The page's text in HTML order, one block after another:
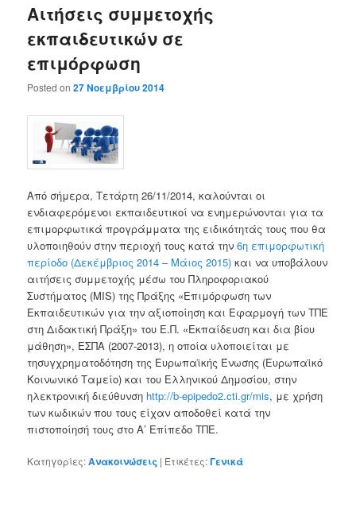
Αιτήσεις συμμετοχής
εκπαιδευτικών σε
επιμόρφωση
Posted on27 Νοεμβρίου 2014
Από σήμερα, Τετάρτη 26/11/2014, καλούνται οι
ενδιαφερόμενοι εκπαιδευτικοί να ενημερώνονται για τα
επιμορφωτικά προγράμματα της ειδικότητάς τους που θα
υλοποιηθούν στην περιοχή τους κατά την 6η επιμορφωτική
περίοδο (Δεκέμβριος 2014 – Μάιος 2015) και να υποβάλουν
αιτήσεις συμμετοχής μέσω του Πληροφοριακού
Συστήματος (MIS) της Πράξης «Επιμόρφωση των
Εκπαιδευτικών για την αξιοποίηση και Εφαρμογή των ΤΠΕ
στη Διδακτική Πράξη» του Ε.Π. «Εκπαίδευση και δια βίου
μάθηση», ΕΣΠΑ (2007-2013), η οποία υλοποιείται με
τησυγχρηματοδότηση της Ευρωπαϊκής Ένωσης (Ευρωπαϊκό
Κοινωνικό Ταμείο) και του Ελληνικού Δημοσίου, στην
ηλεκτρονική διεύθυνση http://b-epipedo2.cti.gr/mis, με χρήση
των κωδικών που τους είχαν αποδοθεί κατά την
πιστοποίησή τους στο Α’ Επίπεδο ΤΠΕ.
Κατηγορίες:Ανακοινώσεις | Ετικέτες:Γενικά